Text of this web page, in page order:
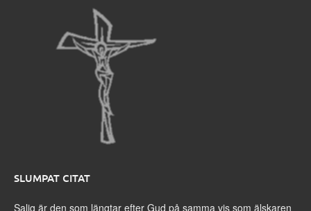
SLUMPAT CITAT
Salig är den som längtar efter Gud på samma vis som älskaren